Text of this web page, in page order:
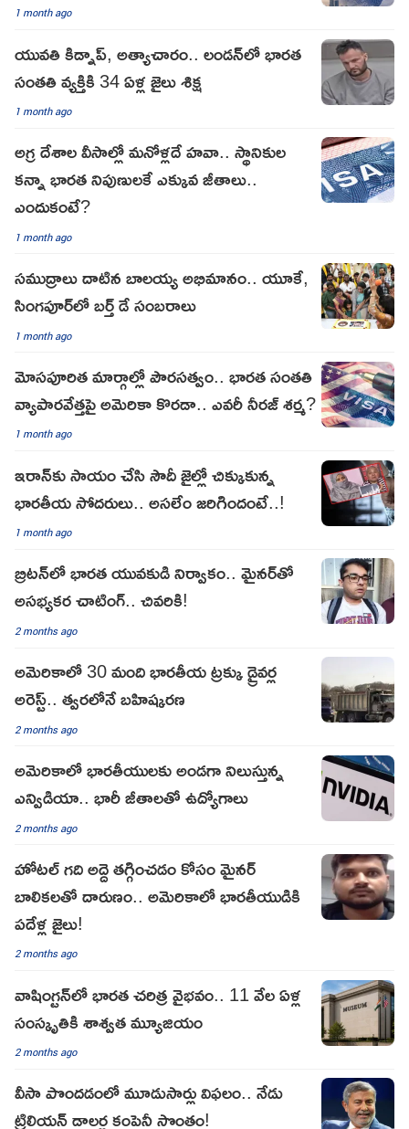
1 month ago
యువతి కిడ్నాప్, అత్యాచారం.. లండన్‌లో భారత
సంతతి వ్యక్తికి 34 ఏళ్ల జైలు శిక్ష
1 month ago
అగ్ర దేశాల వీసాల్లో మనోళ్లదే హవా.. స్థానికుల
కన్నా భారత నిపుణులకే ఎక్కువ జీతాలు..
ఎందుకంటే?
1 month ago
సముద్రాలు దాటిన బాలయ్య అభిమానం.. యూకే,
సింగపూర్‌లో బర్త్ డే సంబరాలు
1 month ago
మోసపూరిత మార్గాల్లో పౌరసత్వం.. భారత సంతతి
వ్యాపారవేత్తపై అమెరికా కొరడా.. ఎవరీ నీరజ్ శర్మ?
1 month ago
ఇరాన్‌కు సాయం చేసి సౌదీ జైల్లో చిక్కుకున్న
భారతీయ సోదరులు.. అసలేం జరిగిందంటే..!
1 month ago
బ్రిటన్‌లో భారత యువకుడి నిర్వాకం.. మైనర్‌తో
అసభ్యక‌ర‌ చాటింగ్.. చివ‌రికి!
2 months ago
అమెరికాలో 30 మంది భారతీయ ట్రక్కు డ్రైవర్ల
అరెస్ట్.. త్వరలోనే బహిష్కరణ
2 months ago
అమెరికాలో భారతీయులకు అండగా నిలుస్తున్న
ఎన్విడియా.. భారీ జీతాలతో ఉద్యోగాలు
2 months ago
హోటల్ గది అద్దె తగ్గించడం కోసం మైనర్
బాలికలతో దారుణం.. అమెరికాలో భారతీయుడికి
పదేళ్ల జైలు!
2 months ago
వాషింగ్టన్‌లో భారత చరిత్ర వైభవం.. 11 వేల ఏళ్ల
సంస్కృతికి శాశ్వత మ్యూజియం
2 months ago
వీసా పొందడంలో మూడుసార్లు విఫలం.. నేడు
ట్రిలియన్ డాలర్ల కంపెనీ సొంతం!